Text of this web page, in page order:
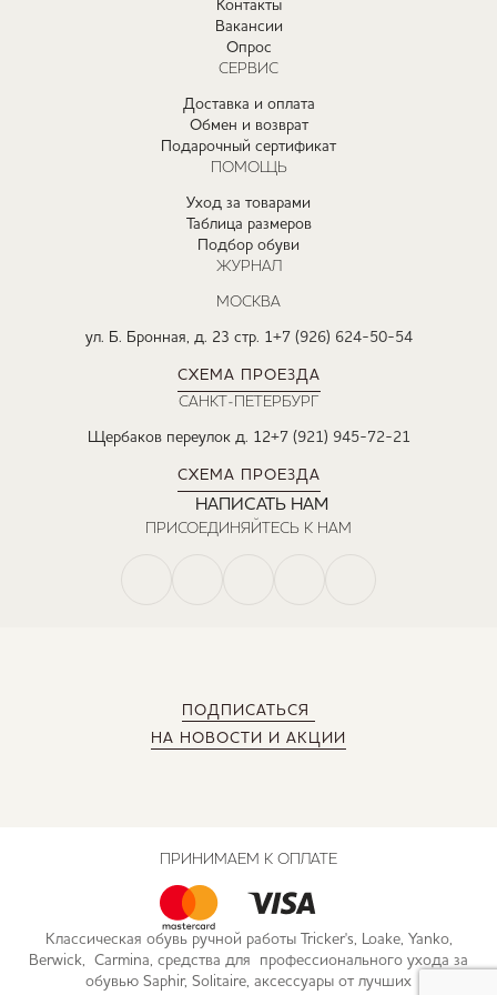
ПОДПИСАТЬСЯ
НА НОВОСТИ И АКЦИИ
Контакты
Вакансии
Опрос
СЕРВИС
Доставка и оплата
Обмен и возврат
Подарочный сертификат
ПОМОЩЬ
Уход за товарами
Таблица размеров
Подбор обуви
ЖУРНАЛ
МОСКВА
ул. Б. Бронная, д. 23 стр. 1+7 (926) 624-50-54
СХЕМА ПРОЕЗДА
САНКТ-ПЕТЕРБУРГ
Щербаков переулок д. 12+7 (921) 945-72-21
СХЕМА ПРОЕЗДА
НАПИСАТЬ НАМ
ПРИСОЕДИНЯЙТЕСЬ К НАМ
Классическая обувь ручной работы Tricker's, Loake, Yanko,
Berwick, Carmina, средства для профессионального ухода за
обувью Saphir, Solitaire, аксессуары от лучших
ПРИНИМАЕМ К ОПЛАТЕ